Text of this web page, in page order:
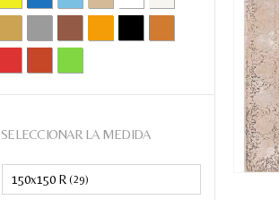
SELECCIONAR LA MEDIDA
150x150 R (29)